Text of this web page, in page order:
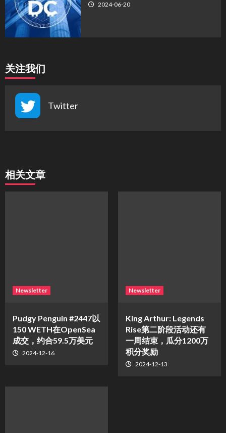
2024-06-20
关注我们
Twitter
相关文章
Newsletter
Pudgy Penguin #2447以
150 WETH在OpenSea
成交，约合59.5万美元
2024-12-16
Newsletter
King Arthur: Legends
Rise第二阶段活动还有
一周结束，瓜分1200万
积分奖励
2024-12-13